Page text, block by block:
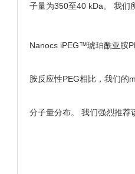
子量为350至40 kDa。 我们
Nanocs iPEG™琥珀酰亚胺
胺反应性PEG相比，我们的
分子量分布。 我们强烈推荐